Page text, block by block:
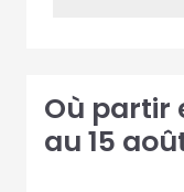
Où partir
au 15